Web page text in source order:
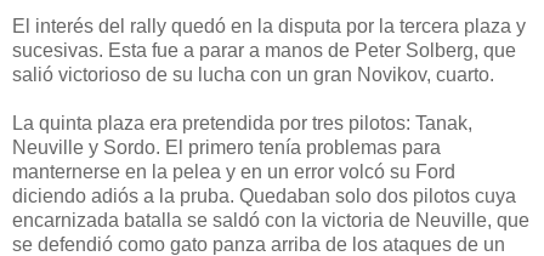
El interés del rally quedó en la disputa por la tercera plaza y
sucesivas. Esta fue a parar a manos de Peter Solberg, que
salió victorioso de su lucha con un gran Novikov, cuarto.
La quinta plaza era pretendida por tres pilotos: Tanak,
Neuville y Sordo. El primero tenía problemas para
manternerse en la pelea y en un error volcó su Ford
diciendo adiós a la pruba. Quedaban solo dos pilotos cuya
encarnizada batalla se saldó con la victoria de Neuville, que
se defendió como gato panza arriba de los ataques de un